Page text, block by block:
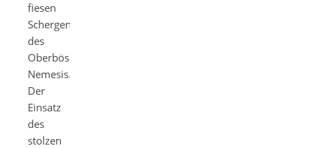
fiesen
Schergen
des
Oberbösewichts
Nemesis.
Der
Einsatz
des
stolzen